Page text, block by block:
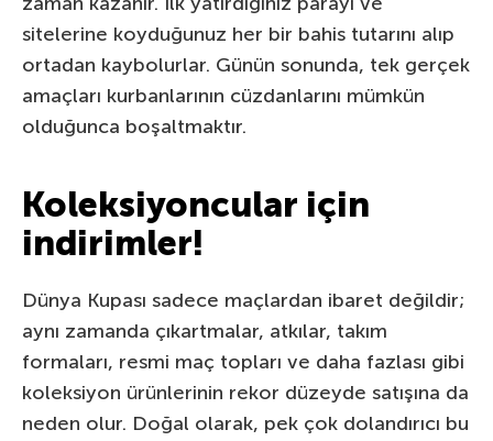
sitelerine koyduğunuz her bir bahis tutarını alıp
ortadan kaybolurlar. Günün sonunda, tek gerçek
amaçları kurbanlarının cüzdanlarını mümkün
olduğunca boşaltmaktır.
Koleksiyoncular için
indirimler!
Dünya Kupası sadece maçlardan ibaret değildir;
aynı zamanda çıkartmalar, atkılar, takım
formaları, resmi maç topları ve daha fazlası gibi
koleksiyon ürünlerinin rekor düzeyde satışına da
neden olur. Doğal olarak, pek çok dolandırıcı bu